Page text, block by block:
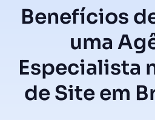
Benefícios
uma
Especialista
de Site em